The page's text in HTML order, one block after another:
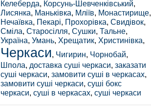
Келеберда, Корсунь-Шевченківський,
Лисянка, Маньківка, Мліїв, Монастирище,
Нечаївка, Пекарі, Прохорівка, Свидівок,
Сміла, Старосілля, Сушки, Тальне,
Україна, Умань, Хрещатик, Христинівка,
Черкаси, Чигирин, Чорнобай,
Шпола, доставка суші черкаси, заказати
суші черкаси, замовити суші в черкасах,
замовити суші черкаси, суші бокс
черкаси, суші в черкасах, суші черкаси